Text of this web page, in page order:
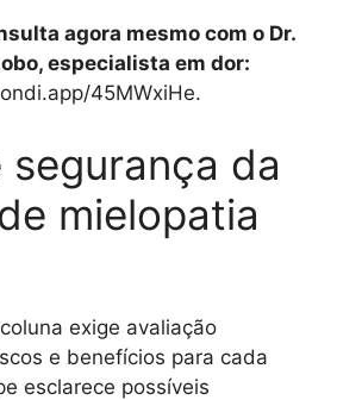
agora mesmo com o Dr.
especialista em dor:
45MWxiHe.
segurança da
mielopatia
exige avaliação
e benefícios para cada
esclarece possíveis